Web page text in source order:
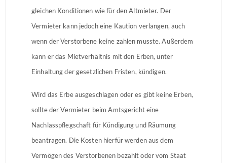
gleichen Konditionen wie für den Altmieter. Der
Vermieter kann jedoch eine Kaution verlangen, auch
wenn der Verstorbene keine zahlen musste. Außerdem
kann er das Mietverhältnis mit den Erben, unter
Einhaltung der gesetzlichen Fristen, kündigen.
Wird das Erbe ausgeschlagen oder es gibt keine Erben,
sollte der Vermieter beim Amtsgericht eine
Nachlasspflegschaft für Kündigung und Räumung
beantragen. Die Kosten hierfür werden aus dem
Vermögen des Verstorbenen bezahlt oder vom Staat